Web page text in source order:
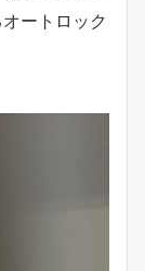
ートロック